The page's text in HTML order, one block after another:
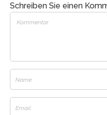
Schreiben Sie einen